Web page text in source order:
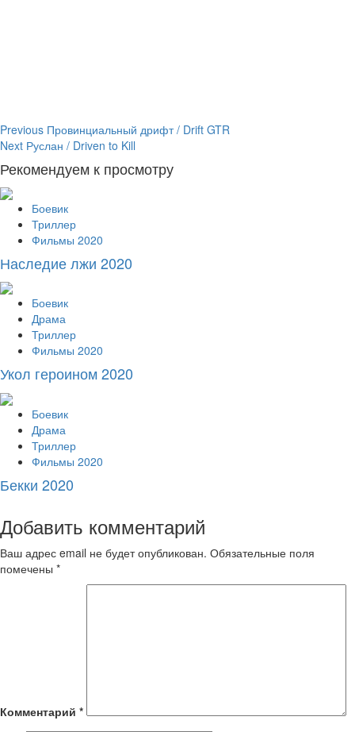
Continue
Reading
Previous Провинциальный дрифт / Drift GTR
Next Руслан / Driven to Kill
Рекомендуем к просмотру
Боевик
Триллер
Фильмы 2020
Наследие лжи 2020
Боевик
Драма
Триллер
Фильмы 2020
Укол героином 2020
Боевик
Драма
Триллер
Фильмы 2020
Бекки 2020
Добавить комментарий
Ваш адрес email не будет опубликован. Обязательные поля
помечены *
Комментарий *